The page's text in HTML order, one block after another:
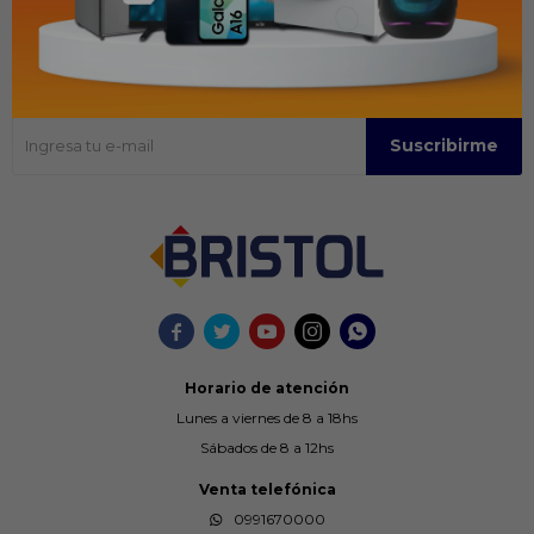
    
Horario de atención
Lunes a viernes de 8 a 18hs
Sábados de 8 a 12hs
Venta telefónica
0991670000
Recibir ofertas y promociones
Suscríbase para obtener información sobre productos y cupones
Suscribirme